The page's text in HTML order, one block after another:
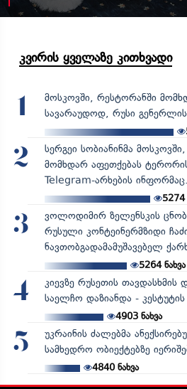
კვირის ყველაზე კითხვადი
1
მოსკოვში, რესტორანში
სავარაუდოდ, რუსი
2
სერგეი სობიანინმა
მომხდარ აფეთქებას
Telegram-არხების
5274
3
ვოლოდიმირ ზელენსკის
რუსული კონტეინერმზიდი
ნავთობგადამამუშავებელ
5264ნახვა
4
კიევზე რუსეთის
საელჩო დაზიანდა -
4903ნახვა
5
უკრაინის ძალებმა
სამხედრო ობიექტებზე
4840ნახვა